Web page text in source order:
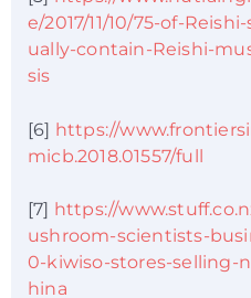
e/2017/11/10/75-of-
ually-contain-Reishi-
sis
[6] https://
micb.2018.01557/full
[7] https://
ushroom-scientists-
0-kiwiso-stores-selling-
hina